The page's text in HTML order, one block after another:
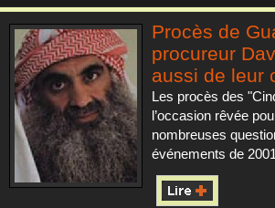
Procès de
procureur
aussi de leur
Les procès des
l’occasion rêvée
nombreuses
événements de